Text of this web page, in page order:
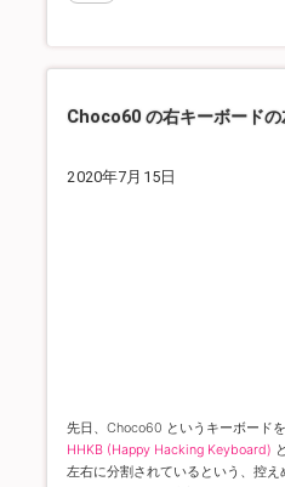
Choco60 の右キーボード
2020年7月15日
先日、Choco60 というキーボード
HHKB (Happy Hacking Keyboard)
左右に分割されているという、控